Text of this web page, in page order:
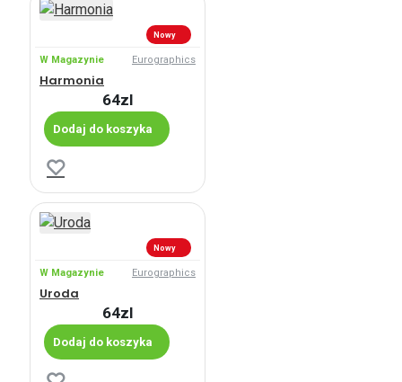
Nowy
W Magazynie Eurographics
Harmonia
64zl
Dodaj do koszyka
Nowy
W Magazynie Eurographics
Uroda
64zl
Dodaj do koszyka